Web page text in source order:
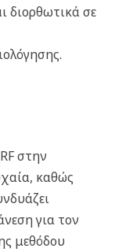
διορθωτικά σε
στην
καθώς
για τον
μεθόδου